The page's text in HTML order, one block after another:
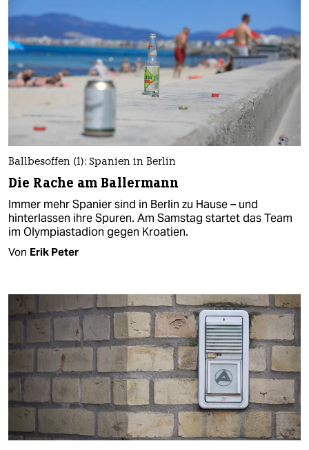
Ballbesoffen (1): Spanien in Berlin
Die Rache am Ballermann
Immer mehr Spanier sind in Berlin zu Hause – und
hinterlassen ihre Spuren. Am Samstag startet das Team
im Olympiastadion gegen Kroatien.
Von Erik Peter